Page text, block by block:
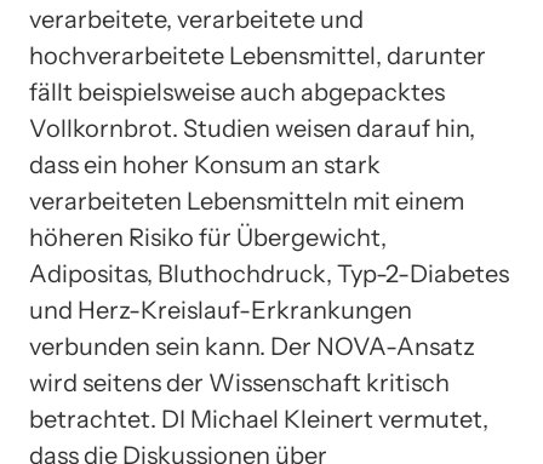
verarbeitete, verarbeitete und
hochverarbeitete Lebensmittel, darunter
fällt beispielsweise auch abgepacktes
Vollkornbrot. Studien weisen darauf hin,
dass ein hoher Konsum an stark
verarbeiteten Lebensmitteln mit einem
höheren Risiko für Übergewicht,
Adipositas, Bluthochdruck, Typ-2-Diabetes
und Herz-Kreislauf-Erkrankungen
verbunden sein kann. Der NOVA-Ansatz
wird seitens der Wissenschaft kritisch
betrachtet. DI Michael Kleinert vermutet,
dass die Diskussionen über